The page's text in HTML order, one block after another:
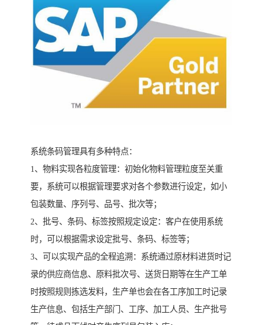
系统条码管理具有多种特点：
1、物料实现各粒度管理：初始化物料管理粒度至关重
要，系统可以根据管理要求对各个参数进行设定，如小
包装数量、序列号、品号、批次等；
2、批号、条码、标签按照规定设定：客户在使用系统
时，可以根据需求设定批号、条码、标签等；
3、可以实现产品的全程追溯：系统通过原材料进货时记
录的供应商信息、原料批次号、送货日期等在生产工单
时按照规则拣选发料，生产单也会在各工序加工时记录
生产信息、包括生产部门、工序、加工人员、生产批号